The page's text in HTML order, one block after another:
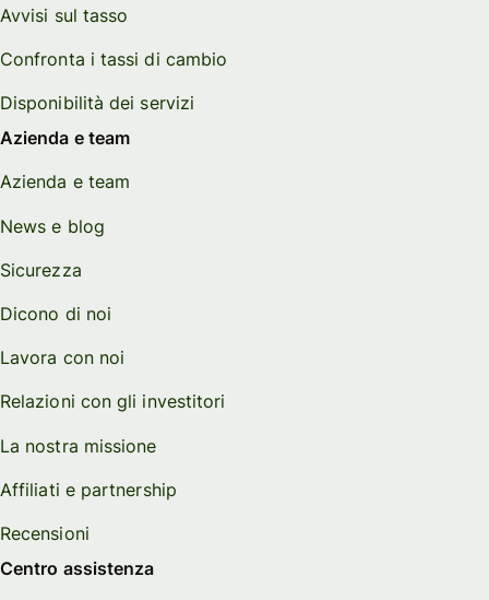
Avvisi sul tasso
Confronta i tassi di cambio
Disponibilità dei servizi
Azienda e team
Azienda e team
News e blog
Sicurezza
Dicono di noi
Lavora con noi
Relazioni con gli investitori
La nostra missione
Affiliati e partnership
Recensioni
Centro assistenza